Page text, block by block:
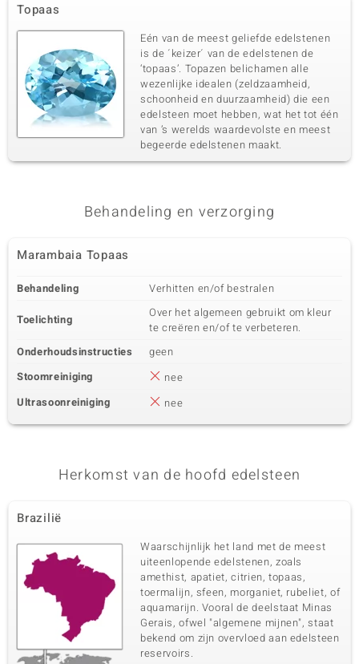
Edelsteen exact
Zirkoon 1 à 1,8 mm
Karaatgewicht som
0,032 ct
Slijpvorm
Rond geslepen
Zetting
Pave
Herkomst
Cambodja
Karaatgewicht som Slijpvorm
Rond geslepen
Pave
Edelsteen exact
Zirkoon
Aantal en grootte
0,34 ct
Zetting
Topaas
Eén van de meest geliefde edelstenen
is de ´keizer´ van de edelstenen de
‘topaas’. Topazen belichamen alle
wezenlijke idealen (zeldzaamheid,
schoonheid en duurzaamheid) die een
edelsteen moet hebben, wat het tot één
van ’s werelds waardevolste en meest
begeerde edelstenen maakt.
Behandeling en verzorging
Marambaia Topaas
Behandeling Verhitten en/of bestralen
Toelichting
Over het algemeen gebruikt om kleur
te creëren en/of te verbeteren.
Onderhoudsinstructies
geen
Stoomreiniging
nee
Ultrasoonreiniging
nee
Herkomst van de hoofd edelsteen
Brazilië
Waarschijnlijk het land met de meest
uiteenlopende edelstenen, zoals
amethist, apatiet, citrien, topaas,
toermalijn, sfeen, morganiet, rubeliet, of
aquamarijn. Vooral de deelstaat Minas
Gerais, ofwel "algemene mijnen", staat
bekend om zijn overvloed aan edelsteen
reservoirs.